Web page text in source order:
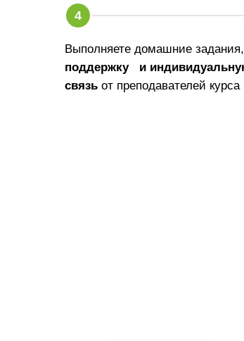
Выполняете домашние задания,
поддержку и
связь от преподавателей курса